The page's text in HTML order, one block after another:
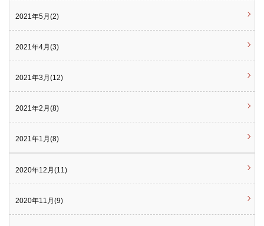
2021年5月(2)
2021年4月(3)
2021年3月(12)
2021年2月(8)
2021年1月(8)
2020年12月(11)
2020年11月(9)